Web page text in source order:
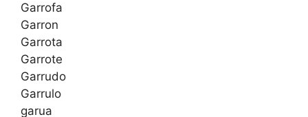
Garrofa
Garron
Garrota
Garrote
Garrudo
Garrulo
garua